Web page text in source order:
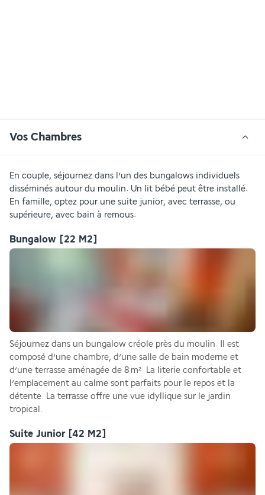
Vos Chambres
En couple, séjournez dans l’un des bungalows individuels
disséminés autour du moulin. Un lit bébé peut être installé.
En famille, optez pour une suite junior, avec terrasse, ou
supérieure, avec bain à remous.
Bungalow [22 M2]
Séjournez dans un bungalow créole près du moulin. Il est
composé d’une chambre, d’une salle de bain moderne et
d’une terrasse aménagée de 8 m². La literie confortable et
l’emplacement au calme sont parfaits pour le repos et la
détente. La terrasse offre une vue idyllique sur le jardin
tropical.
Suite Junior [42 M2]